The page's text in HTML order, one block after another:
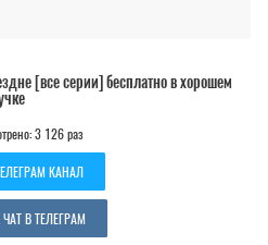
[все серии] бесплатно в хорошем
3 126 раз
КАНАЛ
В ТЕЛЕГРАМ